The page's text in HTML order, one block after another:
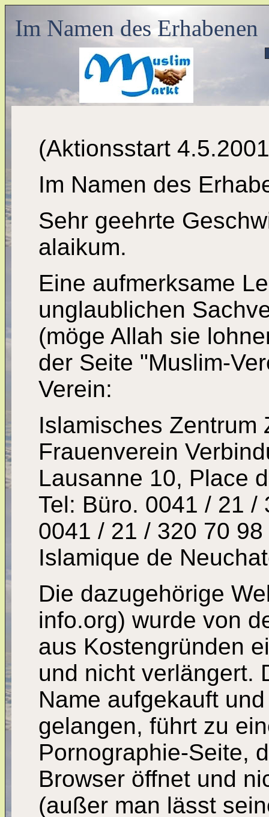
Im Namen des Erhabenen
(Aktionsstart
Im Namen des
Sehr geehrte
alaikum.
Eine aufmerksame
unglaublichen
(möge Allah sie
der Seite "Muslim-
Verein:
Islamisches Zentrum
Frauenverein
Lausanne 10, Place
Tel: Büro. 0041 / 21 /
0041 / 21 / 320 70
Islamique de
Die dazugehörige
info.org) wurde von
aus Kostengründen
und nicht verlängert.
Name aufgekauft
gelangen, führt zu
Pornographie-Seite,
Browser öffnet und
(außer man lässt